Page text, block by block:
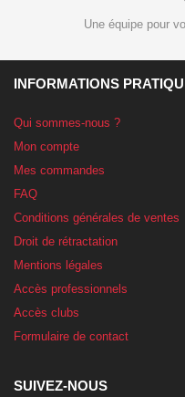
Une équipe pour
INFORMATIONS
Qui sommes-nous ?
Mon compte
Mes commandes
FAQ
Conditions générales de ventes
Droit de rétractation
Mentions légales
Accès professionnels
Accès clubs
Formulaire de contact
SUIVEZ-NOUS